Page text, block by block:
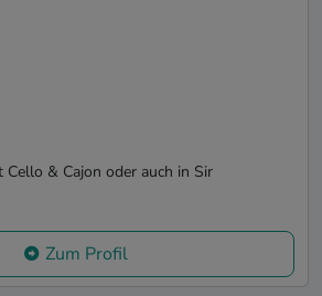
Cello & Cajon oder auch in Sir
Zum Profil